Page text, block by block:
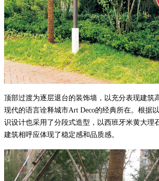
顶部过渡为逐层退台的装饰墙，以充分表现建筑
现代的语言诠释城市Art Deco的经典所在。根据
识设计也采用了分段式造型，以西班牙米黄大理
建筑相呼应体现了稳定感和品质感。